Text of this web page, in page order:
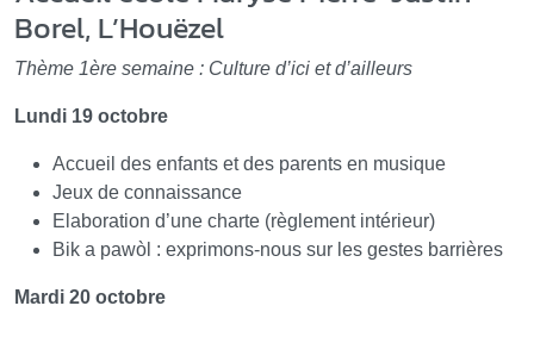
Borel, L’Houëzel
Thème 1ère semaine : Culture d’ici et d’ailleurs
Lundi 19 octobre
Accueil des enfants et des parents en musique
Jeux de connaissance
Elaboration d’une charte (règlement intérieur)
Bik a pawòl : exprimons-nous sur les gestes barrières
Mardi 20 octobre